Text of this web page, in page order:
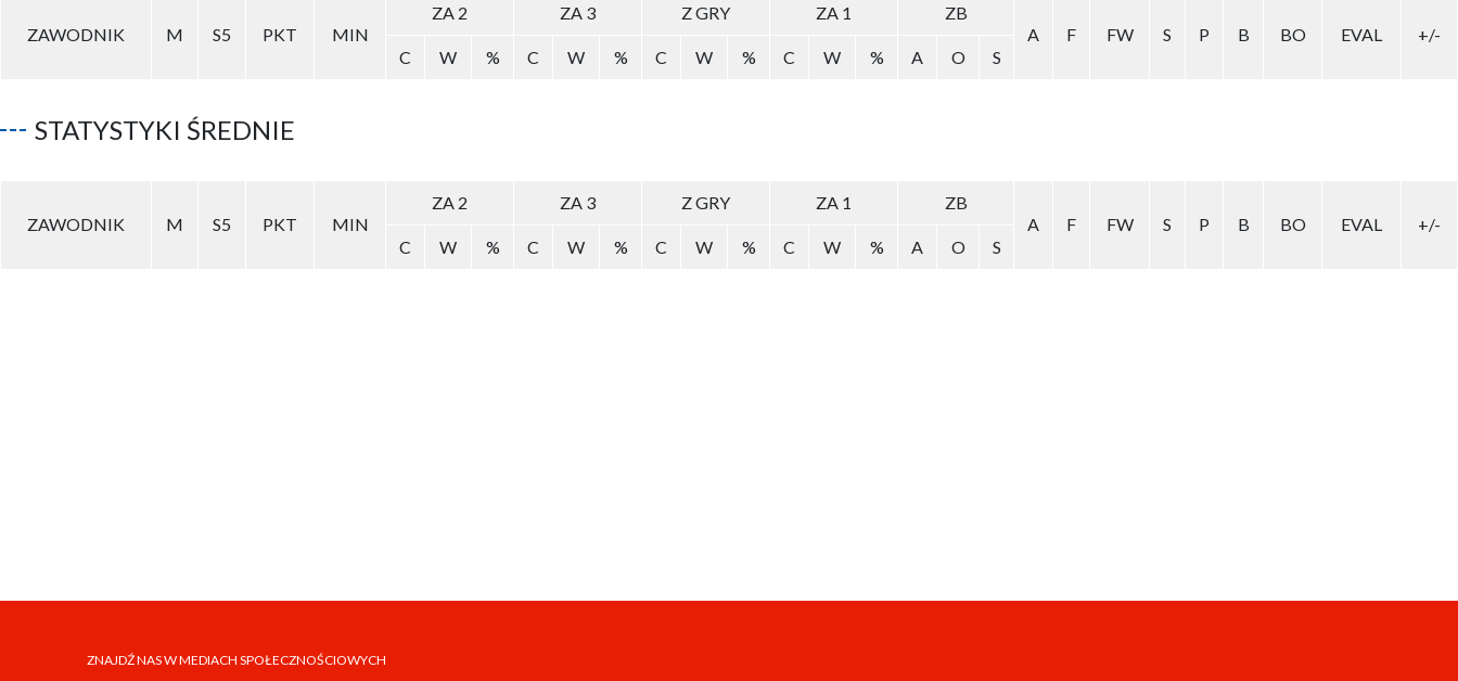
ZAWODNIK M S5 PKT MIN
ZA 2 ZA 3 Z GRY ZA 1
ZB
A
F FW S P B BO EVAL
+/-
C
W % C W % C W % C W % A O S
STATYSTYKI ŚREDNIE
ZAWODNIK M S5 PKT MIN
ZA 2 ZA 3 Z GRY ZA 1
ZB
A
F FW S P B BO EVAL
+/-
C
W % C W % C W % C W % A O S
ZNAJDŹ NAS W MEDIACH SPOŁECZNOŚCIOWYCH